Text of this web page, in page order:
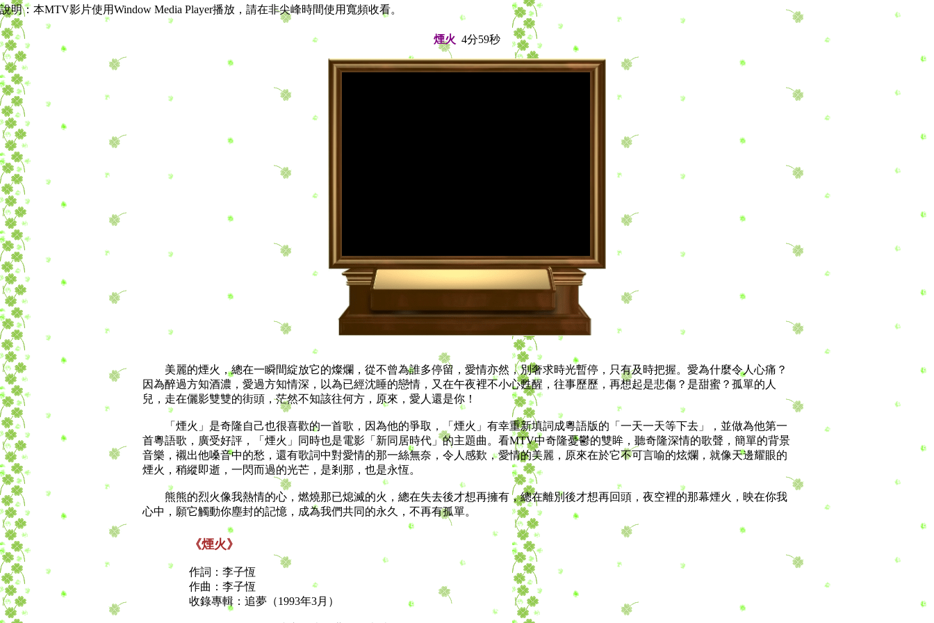
說明：本MTV影片使用Window Media Player播放，請在非尖峰時間使用寬頻收看。
煙火 4分59秒
美麗的煙火，總在一瞬間綻放它的燦爛，從不曾為誰多停留，愛情亦然，別奢求時光暫停，只有及時把握。愛為什麼令人心痛？
因為醉過方知酒濃，愛過方知情深，以為已經沈睡的戀情，又在午夜裡不小心甦醒，往事歷歷，再想起是悲傷？是甜蜜？孤單的人
兒，走在儷影雙雙的街頭，茫然不知該往何方，原來，愛人還是你！
「煙火」是奇隆自己也很喜歡的一首歌，因為他的爭取，「煙火」有幸重新填詞成粵語版的「一天一天等下去」，並做為他第一
首粵語歌，廣受好評，「煙火」同時也是電影「新同居時代」的主題曲。看MTV中奇隆憂鬱的雙眸，聽奇隆深情的歌聲，簡單的背景
音樂，襯出他嗓音中的愁，還有歌詞中對愛情的那一絲無奈，令人感歎，愛情的美麗，原來在於它不可言喻的炫爛，就像天邊耀眼的
煙火，稍縱即逝，一閃而過的光芒，是剎那，也是永恆。
熊熊的烈火像我熱情的心，燃燒那已熄滅的火，總在失去後才想再擁有，總在離別後才想再回頭，夜空裡的那幕煙火，映在你我
心中，願它觸動你塵封的記憶，成為我們共同的永久，不再有孤單。
《煙火》
作詞：李子恆
作曲：李子恆
收錄專輯：追夢（1993年3月）